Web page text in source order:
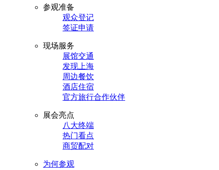
参观准备
观众登记
签证申请
现场服务
展馆交通
发现上海
周边餐饮
酒店住宿
官方旅行合作伙伴
展会亮点
八大终端
热门看点
商贸配对
为何参观